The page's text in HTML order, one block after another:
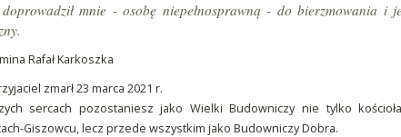
mnie - osobę niepełnosprawną - do bierzmowania i
Rafał Karkoszka
zmarł 23 marca 2021 r.
sercach pozostaniesz jako Wielki Budowniczy nie tylko
Giszowcu, lecz przede wszystkim jako Budowniczy Dobra.